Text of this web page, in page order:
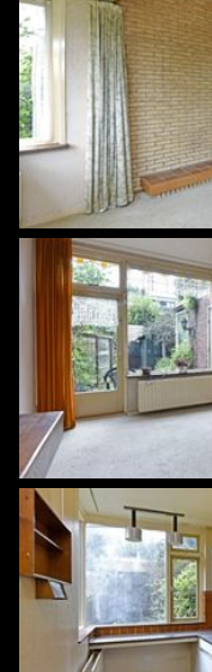
Oppervlakte
Eigendomssituatie
Perceel
Buitenruimte
Achtertuin
Ligging tuin
Parkeergelegenheid
Soort parkeergelegenheid